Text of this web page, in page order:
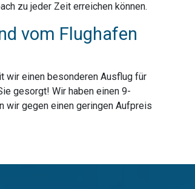
zu jeder Zeit erreichen können.
vom Flughafen
wir einen besonderen Ausflug für
gesorgt! Wir haben einen 9-
wir gegen einen geringen Aufpreis